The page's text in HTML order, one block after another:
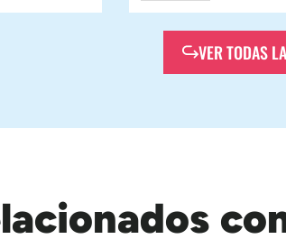
VER TODAS